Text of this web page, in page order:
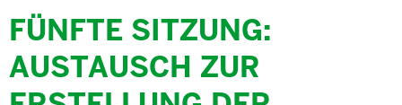
FÜNFTE SITZUNG:
AUSTAUSCH ZUR